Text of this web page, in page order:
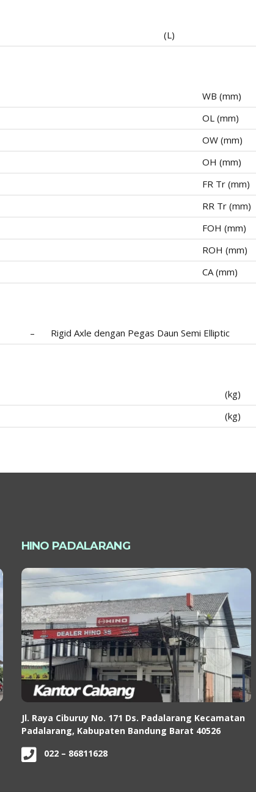
(L)
WB (mm)
OL (mm)
OW (mm)
OH (mm)
FR Tr (mm)
RR Tr (mm)
FOH (mm)
ROH (mm)
CA (mm)
– Rigid Axle dengan Pegas Daun Semi Elliptic
(kg)
(kg)
HINO PADALARANG
Jl. Raya Ciburuy No. 171 Ds. Padalarang Kecamatan
Padalarang, Kabupaten Bandung Barat 40526
022 – 86811628